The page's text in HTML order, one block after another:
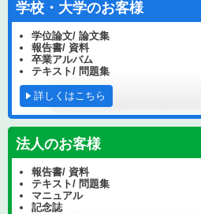
学校・大学のお客様
学位論文/ 論文集
報告書/ 資料
卒業アルバム
テキスト/ 問題集
詳しくはこちら
法人のお客様
報告書/ 資料
テキスト/ 問題集
マニュアル
記念誌